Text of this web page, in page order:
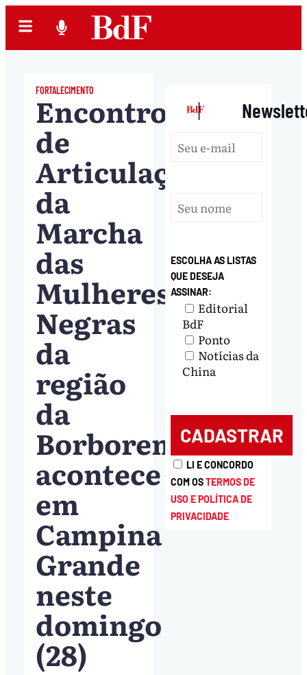
FORTALECIMENTO
Encontro
de
Articulação
da
Marcha
das
Mulheres
Negras
da
região
da
Borborema
acontece
em
Campina
Grande
neste
domingo
(28)
|
ESCOLHA AS LISTAS
QUE DESEJA
ASSINAR:
Editorial
BdF
Ponto
Notícias da
China
LI E CONCORDO
COM OSTERMOS DE
USO E POLÍTICA DE
PRIVACIDADE